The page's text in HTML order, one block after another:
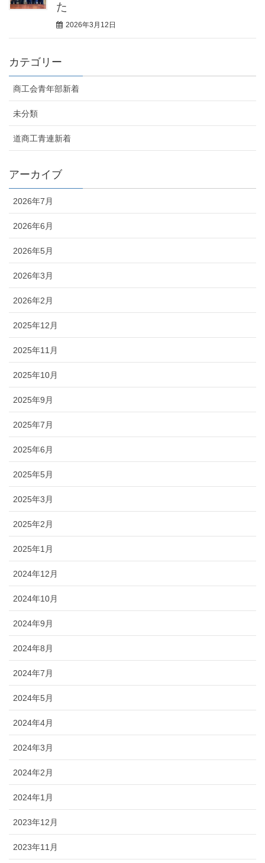
た
2026年3月12日
カテゴリー
商工会青年部新着
未分類
道商工青連新着
アーカイブ
2026年7月
2026年6月
2026年5月
2026年3月
2026年2月
2025年12月
2025年11月
2025年10月
2025年9月
2025年7月
2025年6月
2025年5月
2025年3月
2025年2月
2025年1月
2024年12月
2024年10月
2024年9月
2024年8月
2024年7月
2024年5月
2024年4月
2024年3月
2024年2月
2024年1月
2023年12月
2023年11月